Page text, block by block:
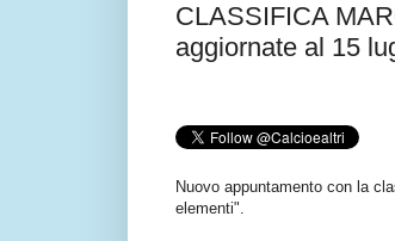
CLASSIFICA
aggiornate al 15
Nuovo appuntamento con la
elementi".